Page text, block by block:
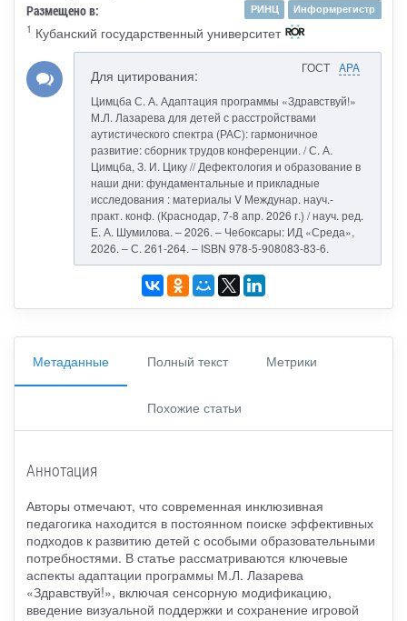
Размещено в: РИНЦ
Информрегистр
1 Кубанский государственный университет
ГОСТ APA
Для цитирования:
Цимцба С. А. Адаптация программы «Здравствуй!»
М.Л. Лазарева для детей с расстройствами
аутистического спектра (РАС): гармоничное
развитие: сборник трудов конференции. / С. А.
Цимцба, З. И. Цику // Дефектология и образование в
наши дни: фундаментальные и прикладные
исследования : материалы V Междунар. науч.-
практ. конф. (Краснодар, 7-8 апр. 2026 г.) / науч. ред.
Е. А. Шумилова. – 2026. – Чебоксары: ИД «Среда»,
2026. – С. 261-264. – ISBN 978-5-908083-83-6.
Метаданные Полный текст Метрики
Похожие статьи
Аннотация
Авторы отмечают, что современная инклюзивная
педагогика находится в постоянном поиске эффективных
подходов к развитию детей с особыми образовательными
потребностями. В статье рассматриваются ключевые
аспекты адаптации программы М.Л. Лазарева
«Здравствуй!», включая сенсорную модификацию,
введение визуальной поддержки и сохранение игровой